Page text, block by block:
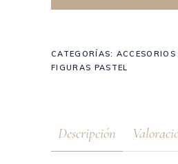
CATEGORÍAS:
FIGURAS PASTEL
Descripción